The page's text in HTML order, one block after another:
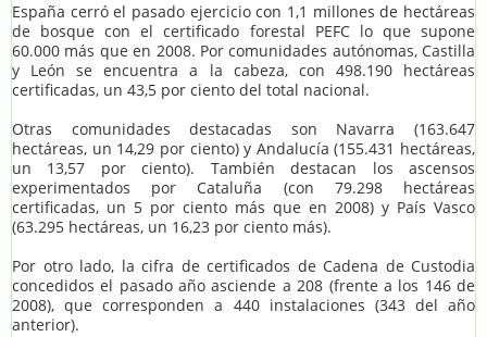
España cerró el pasado ejercicio con 1,1 millones de hectáreas
de bosque con el certificado forestal PEFC lo que supone
60.000 más que en 2008. Por comunidades autónomas, Castilla
y León se encuentra a la cabeza, con 498.190 hectáreas
certificadas, un 43,5 por ciento del total nacional.
Otras comunidades destacadas son Navarra (163.647
hectáreas, un 14,29 por ciento) y Andalucía (155.431 hectáreas,
un 13,57 por ciento). También destacan los ascensos
experimentados por Cataluña (con 79.298 hectáreas
certificadas, un 5 por ciento más que en 2008) y País Vasco
(63.295 hectáreas, un 16,23 por ciento más).
Por otro lado, la cifra de certificados de Cadena de Custodia
concedidos el pasado año asciende a 208 (frente a los 146 de
2008), que corresponden a 440 instalaciones (343 del año
anterior).